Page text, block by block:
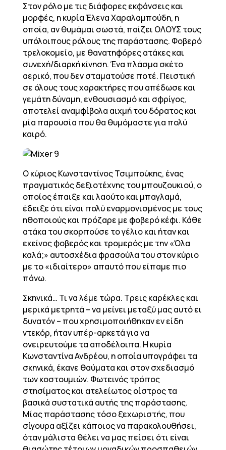
Στον ρόλο με τις διάφορες εκφάνσεις και
μορφές, η κυρία Έλενα Χαραλαμπούδη, η
οποία, αν θυμάμαι σωστά, παίζει ΟΛΟΥΣ τους
υπόλοιπους ρόλους της παράστασης. Φοβερό
τρελοκομείο, με θανατηφόρες ατάκες και
συνεχή/διαρκή κίνηση. Ένα πλάσμα σκέτο
αερικό, που δεν σταματούσε ποτέ. Πειστική
σε όλους τους χαρακτήρες που απέδωσε και
γεμάτη δύναμη, ενθουσιασμό και σφρίγος,
αποτελεί αναμφίβολα αιχμή του δόρατος και
μία παρουσία που θα θυμόμαστε για πολύ
καιρό.
Ο κύριος Κωνσταντίνος Τσιμπούκης, ένας
πραγματικός δεξιοτέχνης του μπουζουκιού, ο
οποίος έπαιξε και λαούτο και μπαγλαμά,
έδειξε ότι είναι πολύ εναρμονισμένος με τους
ηθοποιούς και πρόζαρε με φοβερό κέφι. Κάθε
ατάκα του σκορπούσε το γέλιο και ήταν και
εκείνος φοβερός και τρομερός με την «Όλα
καλά;» αυτοσχέδια φρασούλα του στον κύριο
με το «ιδιαίτερο» απαυτό που είπαμε πιο
πάνω.
Σκηνικά… Τι να λέμε τώρα. Τρεις καρέκλες και
μερικά μετρητά – να μείνει μεταξύ μας αυτό ει
δυνατόν – που χρησιμοποιήθηκαν εν είδη
ντεκόρ, ήταν υπέρ-αρκετά για να
ονειρευτούμε τα αποδέλοιπα. Η κυρία
Κωνσταντίνα Ανδρέου, η οποία υπογράφει τα
σκηνικά, έκανε θαύματα και στον σχεδιασμό
των κοστουμιών. Φωτεινός τρόπος
στησίματος και ατελείωτος οίστρος τα
βασικά συστατικά αυτής της παράστασης.
Μίας παράστασης τόσο ξεχωριστής, που
σίγουρα αξίζει κάποιος να παρακολουθήσει,
όταν μάλιστα θέλει να μας πείσει ότι είναι